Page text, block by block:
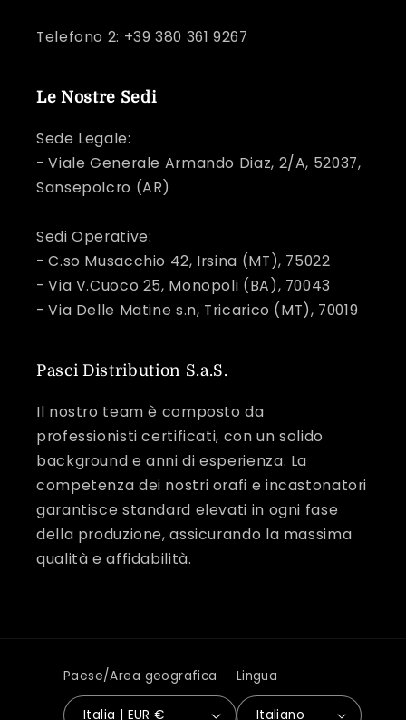
Telefono 2: +39 380 361 9267
Le Nostre Sedi
Sede Legale:
- Viale Generale Armando Diaz, 2/A, 52037,
Sansepolcro (AR)
Sedi Operative:
- C.so Musacchio 42, Irsina (MT), 75022
- Via V.Cuoco 25, Monopoli (BA), 70043
- Via Delle Matine s.n, Tricarico (MT), 70019
Pasci Distribution S.a.S.
Il nostro team è composto da
professionisti certificati, con un solido
background e anni di esperienza. La
competenza dei nostri orafi e incastonatori
garantisce standard elevati in ogni fase
della produzione, assicurando la massima
qualità e affidabilità.
Paese/Area geografica
Italia | EUR €
Lingua
Italiano